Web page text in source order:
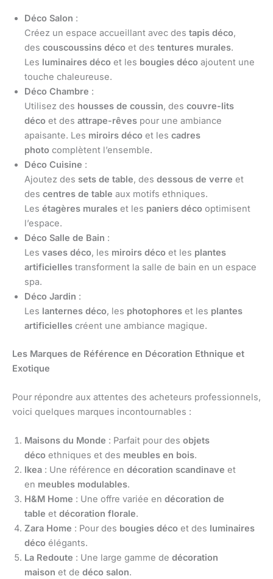
Déco Salon :
Créez un espace accueillant avec des tapis déco,
des couscoussins déco et des tentures murales.
Les luminaires déco et les bougies déco ajoutent une
touche chaleureuse.
Déco Chambre :
Utilisez des housses de coussin, des couvre-lits
déco et des attrape-rêves pour une ambiance
apaisante. Les miroirs déco et les cadres
photo complètent l’ensemble.
Déco Cuisine :
Ajoutez des sets de table, des dessous de verre et
des centres de table aux motifs ethniques.
Les étagères murales et les paniers déco optimisent
l’espace.
Déco Salle de Bain :
Les vases déco, les miroirs déco et les plantes
artificielles transforment la salle de bain en un espace
spa.
Déco Jardin :
Les lanternes déco, les photophores et les plantes
artificielles créent une ambiance magique.
Les Marques de Référence en Décoration Ethnique et
Exotique
Pour répondre aux attentes des acheteurs professionnels,
voici quelques marques incontournables :
Maisons du Monde : Parfait pour des objets
déco ethniques et des meubles en bois.
Ikea : Une référence en décoration scandinave et
en meubles modulables.
H&M Home : Une offre variée en décoration de
table et décoration florale.
Zara Home : Pour des bougies déco et des luminaires
déco élégants.
La Redoute : Une large gamme de décoration
maison et de déco salon.